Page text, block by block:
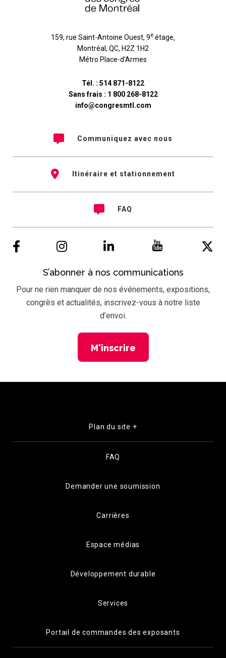
159, rue Saint-Antoine Ouest, 9e étage,
Montréal, QC, H2Z 1H2
Métro Place-d'Armes
Tél. : 514 871-8122
Sans frais : 1 800 268-8122
info@congresmtl.com
Communiquez avec nous
Itinéraire et stationnement
FAQ
S’abonner à nos communications
Pour ne rien manquer de nos événements, expositions,
congrès et actualités, inscrivez-vous à notre liste
d’envoi.
M'inscrire
Plan du site +
FAQ
Demander une soumission
Carrières
Espace médias
Développement durable
Services
Portail de commandes des exposants